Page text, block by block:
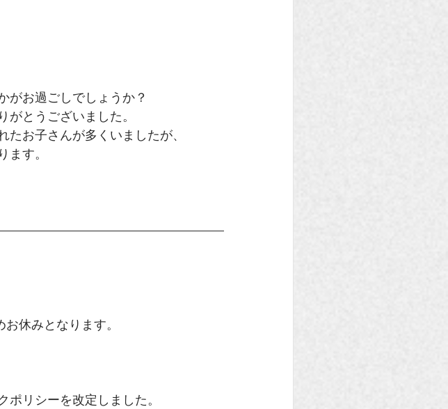
がお過ごしでしょうか？
とうございました。
お子さんが多くいましたが、
ます。
休みとなります。
リシーを改定しました。